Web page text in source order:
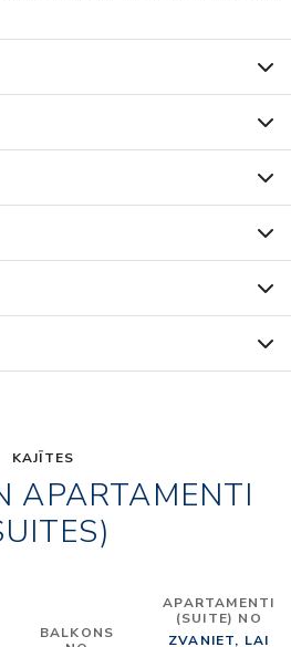
KAJĪTES
APARTAMENTI
BALKONS
APARTAMENTI
(SUITE) NO
ZVANIET, LAI